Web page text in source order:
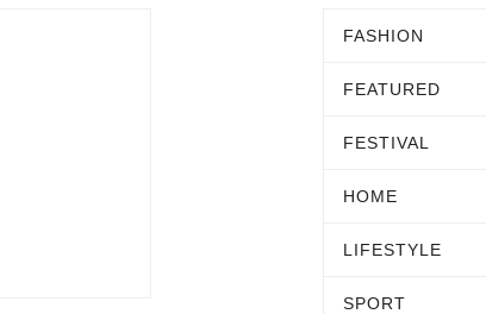
FASHION
FEATURED
FESTIVAL
HOME
LIFESTYLE
SPORT